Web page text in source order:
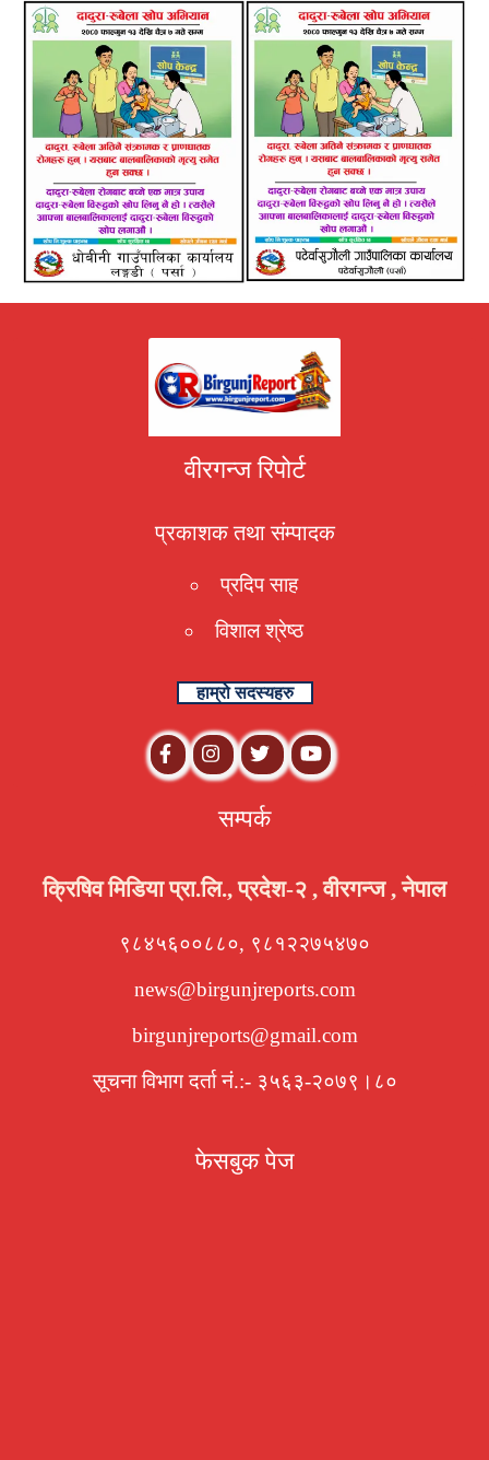
वीरगन्ज रिपोर्ट
प्रकाशक तथा संम्पादक
प्रदिप साह
विशाल श्रेष्ठ
हाम्रो सदस्यहरु
सम्पर्क
क्रिषिव मिडिया प्रा.लि., प्रदेश-२ , वीरगन्ज , नेपाल
९८४५६००८८०, ९८१२२७५४७०
news@birgunjreports.com
birgunjreports@gmail.com
सूचना विभाग दर्ता नं.:- ३५६३-२०७९।८०
फेसबुक पेज